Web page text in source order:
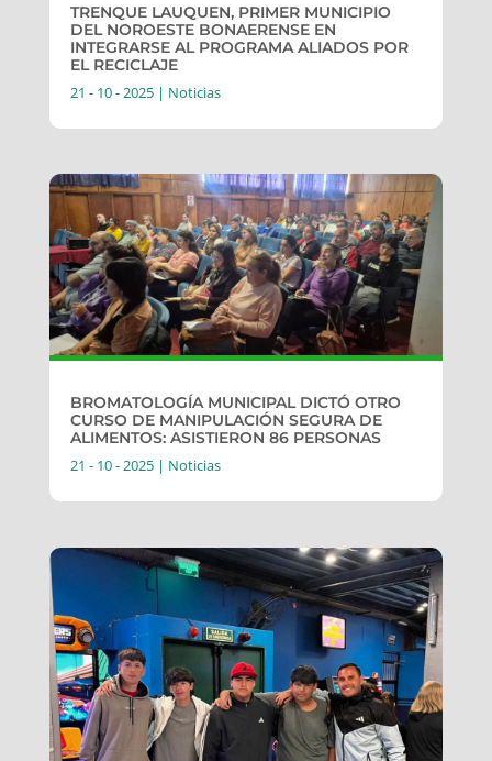
TRENQUE LAUQUEN, PRIMER MUNICIPIO
DEL NOROESTE BONAERENSE EN
INTEGRARSE AL PROGRAMA ALIADOS POR
EL RECICLAJE
21 - 10 - 2025| Noticias
BROMATOLOGÍA MUNICIPAL DICTÓ OTRO
CURSO DE MANIPULACIÓN SEGURA DE
ALIMENTOS: ASISTIERON 86 PERSONAS
21 - 10 - 2025| Noticias